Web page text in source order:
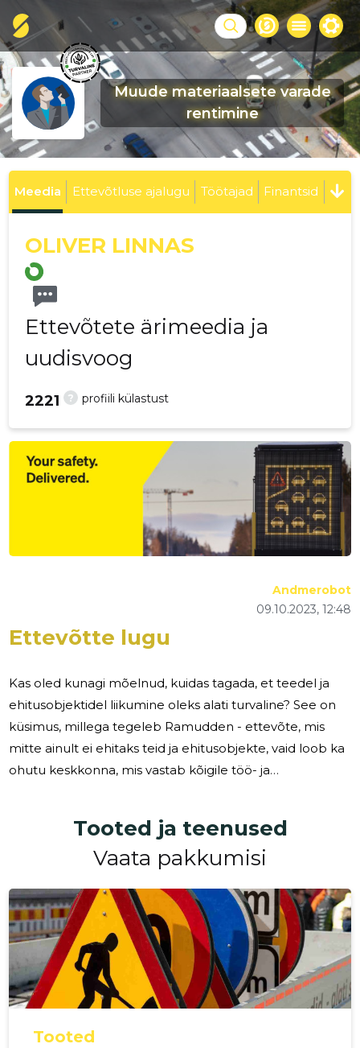
Muude materiaalsete varade
rentimine
Meedia Ettevõtluse ajalugu Töötajad Finantsid
OLIVER LINNAS
Ettevõtete ärimeedia ja
uudisvoog
? profiili külastust
2221
Ettevõtte lugu
09.10.2023, 12:48
Andmerobot
Kas oled kunagi mõelnud, kuidas tagada, et teedel ja
ehitusobjektidel liikumine oleks alati turvaline? See on
küsimus, millega tegeleb Ramudden - ettevõte, mis
mitte ainult ei ehitaks teid ja ehitusobjekte, vaid loob ka
ohutu keskkonna, mis vastab kõigile töö- ja
tegemist lapsevankri, jalgratta, auto või jalgsi liikumisega,
usume, et kõigil inimestel on õigus turvalisele
alustada turvaliselt tööle ja kooli ning naasta ohutult
koju. Meie
Tooted ja teenused
Vaata pakkumisi
Tooted